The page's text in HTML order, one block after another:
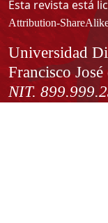
Esta revista está
Attribution-
Información
Universidad
Francisco José
NIT.